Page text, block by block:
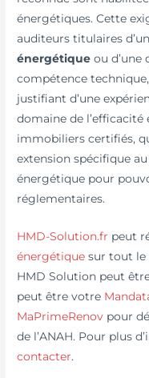
énergétiques. Cette
auditeurs titulaires
énergétique ou
compétence
justifiant d’une
domaine de
immobiliers certifiés,
extension spécifique
énergétique pour
réglementaires.
HMD-Solution.fr peut
énergétique sur tout le
HMD Solution peut
peut être votre
MaPrimeRenov pour
de l’ANAH. Pour plus
contacter.